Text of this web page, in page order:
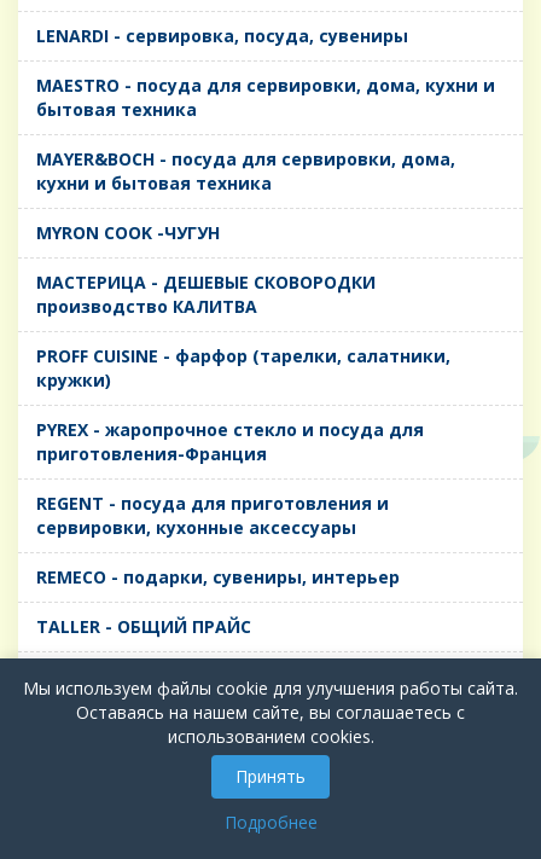
LENARDI - сервировка, посуда, сувениры
MAESTRO - посуда для сервировки, дома, кухни и
бытовая техника
MAYER&BOCH - посуда для сервировки, дома,
кухни и бытовая техника
MYRON COOK -ЧУГУН
MАСТЕРИЦА - ДЕШЕВЫЕ СКОВОРОДКИ
производство КАЛИТВА
PROFF CUISINE - фарфор (тарелки, салатники,
кружки)
PYREX - жаропрочное стекло и посуда для
приготовления-Франция
REGENT - посуда для приготовления и
сервировки, кухонные аксессуары
REMECO - подарки, сувениры, интерьер
TALLER - ОБЩИЙ ПРАЙС
TIMA - посуда для приготовления и сервировки,
кухонные аксессуары
БИОСТАЛЬ - ТЕРМОСА
Мы используем файлы cookie для улучшения работы сайта.
Оставаясь на нашем сайте, вы соглашаетесь с
использованием cookies.
Принять
Подробнее